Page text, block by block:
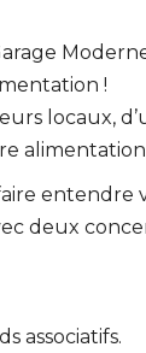
!
locaux,
deux
associatifs.